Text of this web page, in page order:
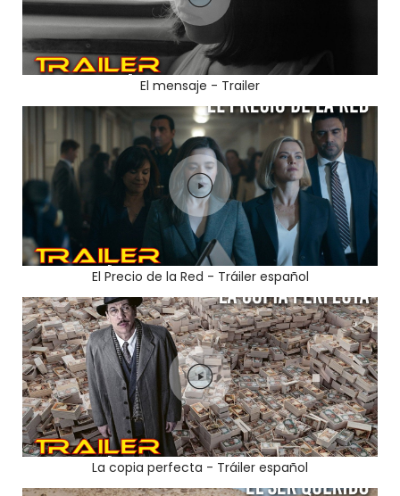
El mensaje - Trailer
El Precio de la Red - Tráiler español
La copia perfecta - Tráiler español